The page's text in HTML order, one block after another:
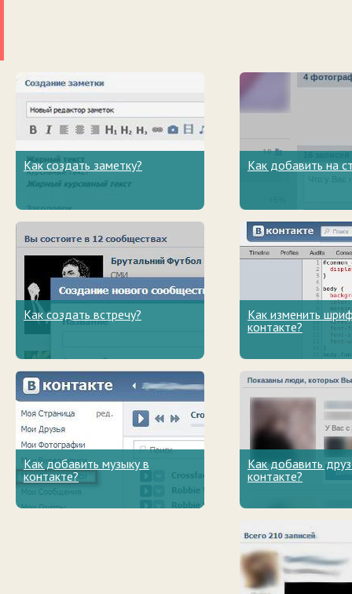
Как создать заметку? Как добавить на
Как создать встречу?
Как изменить
контакте?
Как добавить музыку в
контакте?
Как добавить
контакте?